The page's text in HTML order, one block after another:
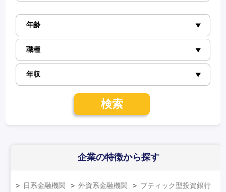
検索
企業の特徴から探す
日系金融機関 外資系金融機関 ブティック型投資銀行